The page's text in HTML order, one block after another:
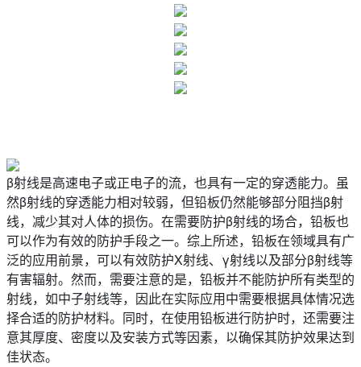
β射线是高速电子或正电子的流，也具有一定的穿透能力。虽
然β射线的穿透能力相对较弱，但铅板仍然能够部分阻挡β射
线，减少其对人体的损伤。在需要防护β射线的场合，铅板也
可以作为有效的防护手段之一。综上所述，铅板在领域具有广
泛的应用前景，可以有效防护X射线、γ射线以及部分β射线等
有害辐射。然而，需要注意的是，铅板并不能防护所有类型的
射线，如中子射线等，因此在实际应用中需要根据具体情况选
择合适的防护材料。同时，在使用铅板进行防护时，还需要注
意其厚度、密度以及安装方式等因素，以确保其防护效果达到
佳状态。